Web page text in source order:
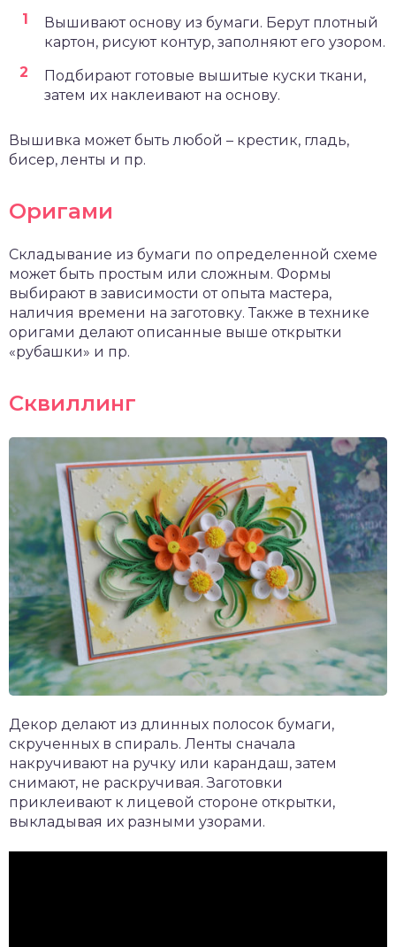
Вышивают основу из бумаги. Берут плотный
картон, рисуют контур, заполняют его узором.
Подбирают готовые вышитые куски ткани,
затем их наклеивают на основу.
Вышивка может быть любой – крестик, гладь,
бисер, ленты и пр.
Оригами
Складывание из бумаги по определенной схеме
может быть простым или сложным. Формы
выбирают в зависимости от опыта мастера,
наличия времени на заготовку. Также в технике
оригами делают описанные выше открытки
«рубашки» и пр.
Сквиллинг
Декор делают из длинных полосок бумаги,
скрученных в спираль. Ленты сначала
накручивают на ручку или карандаш, затем
снимают, не раскручивая. Заготовки
приклеивают к лицевой стороне открытки,
выкладывая их разными узорами.